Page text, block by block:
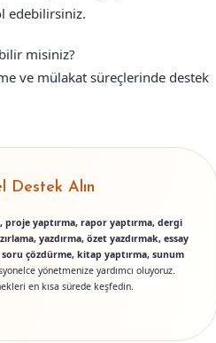
edebilirsiniz.
misiniz?
ve mülakat süreçlerinde destek
Destek Alın
proje yaptırma, rapor yaptırma, dergi
yazdırma, özet yazdırmak, essay
çözdürme, kitap yaptırma, sunum
yönetmenize yardımcı oluyoruz.
en kısa sürede keşfedin.